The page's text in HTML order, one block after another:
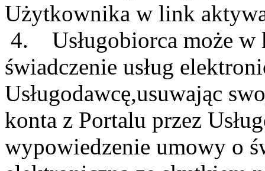
Użytkownika w link
4. Usługobiorca może w
świadczenie usług
Usługodawcę,usuwając
konta z Portalu przez
wypowiedzenie umowy o